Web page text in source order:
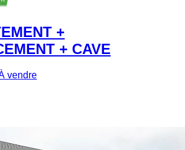
+
+ CAVE
vendre